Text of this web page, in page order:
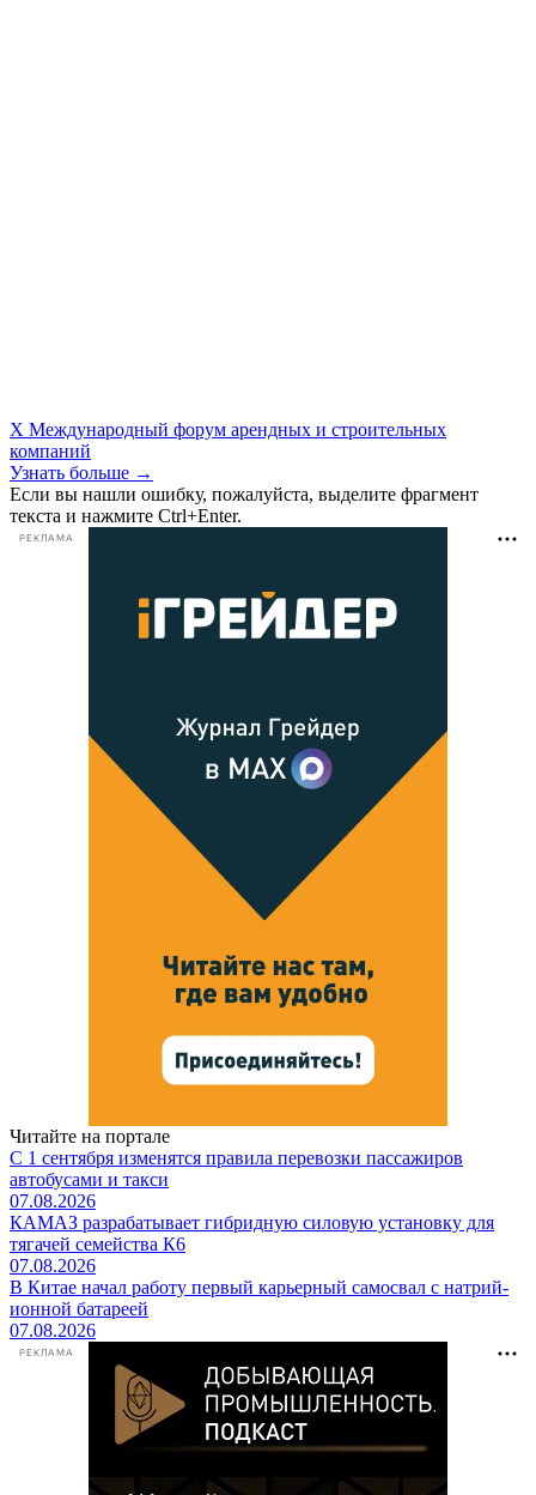
X Международный форум арендных и строительных
компаний
Узнать больше →
Если вы нашли ошибку, пожалуйста, выделите фрагмент
текста и нажмите Ctrl+Enter.
РЕКЛАМА
Читайте на портале
С 1 сентября изменятся правила перевозки пассажиров
автобусами и такси
07.08.2026
КАМАЗ разрабатывает гибридную силовую установку для
тягачей семейства К6
07.08.2026
В Китае начал работу первый карьерный самосвал с натрий-
ионной батареей
07.08.2026
РЕКЛАМА